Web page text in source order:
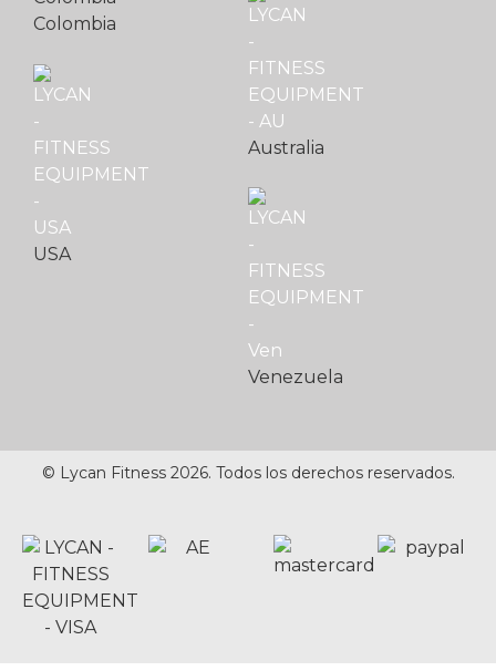
Colombia
USA
Australia
Venezuela
© Lycan Fitness 2026. Todos los derechos reservados.